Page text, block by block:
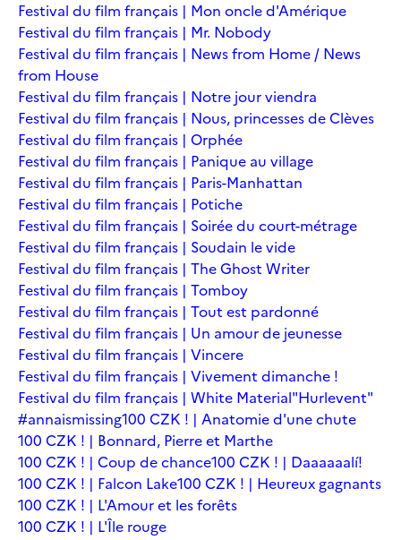
Festival du film français | Mon oncle d'Amérique
Festival du film français | Mr. Nobody
Festival du film français | News from Home / News
from House
Festival du film français | Notre jour viendra
Festival du film français | Nous, princesses de Clèves
Festival du film français | Orphée
Festival du film français | Panique au village
Festival du film français | Paris-Manhattan
Festival du film français | Potiche
Festival du film français | Soirée du court-métrage
Festival du film français | Soudain le vide
Festival du film français | The Ghost Writer
Festival du film français | Tomboy
Festival du film français | Tout est pardonné
Festival du film français | Un amour de jeunesse
Festival du film français | Vincere
Festival du film français | Vivement dimanche !
Festival du film français | White Material"Hurlevent"
#annaismissing100 CZK ! | Anatomie d'une chute
100 CZK ! | Bonnard, Pierre et Marthe
100 CZK ! | Coup de chance100 CZK ! | Daaaaaalí!
100 CZK ! | Falcon Lake100 CZK ! | Heureux gagnants
100 CZK ! | L'Amour et les forêts
100 CZK ! | L'Île rouge